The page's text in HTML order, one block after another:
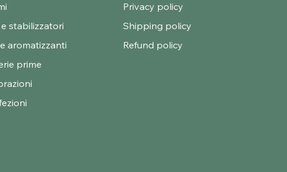
Privacy policy
Shipping policy
Refund policy
e stabilizzatori
aromatizzanti
prime